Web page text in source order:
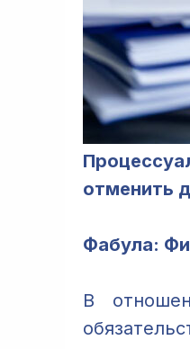
отменить
Фабула:
В